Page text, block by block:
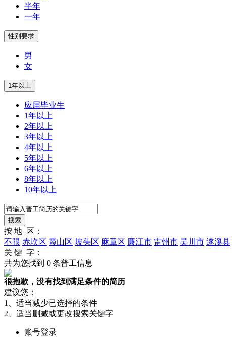
半年
一年
男
女
应届毕业生
1年以上
2年以上
3年以上
4年以上
5年以上
6年以上
8年以上
10年以上
按 地 区：
不限 赤坎区 霞山区 坡头区 麻章区 廉江市 雷州市 吴川市 遂溪县
关 键 字：
共为您找到 0 条普工信息
很抱歉，没有找到满足条件的简历
建议您：
1、适当减少已选择的条件
2、适当删减或更改搜索关键字
账号登录